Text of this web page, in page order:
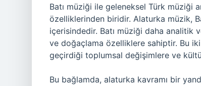
Batı müziği ile geleneksel Türk müziği
özelliklerinden biridir. Alaturka müzik,
içerisindedir. Batı müziği daha analitik
ve doğaçlama özelliklere sahiptir. Bu
geçirdiği toplumsal değişimlere ve
Bu bağlamda, alaturka kavramı bir